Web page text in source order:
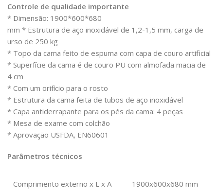
Controle de qualidade importante
* Dimensão: 1900*600*680
mm * Estrutura de aço inoxidável de 1,2-1,5 mm, carga de
urso de 250 kg
* Topo da cama feito de espuma com capa de couro artificial
* Superfície da cama é de couro PU com almofada macia de
4 cm
* Com um orifício para o rosto
* Estrutura da cama feita de tubos de aço inoxidável
* Capa antiderrapante para os pés da cama: 4 peças
* Mesa de exame com colchão
* Aprovação USFDA, EN60601
Parâmetros técnicos
Comprimento externo x L x A 1900x600x680 mm